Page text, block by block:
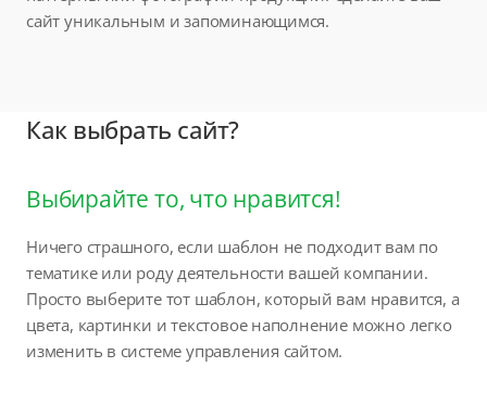
сайт уникальным и запоминающимся.
Как выбрать сайт?
Выбирайте то, что нравится!
Ничего страшного, если шаблон не подходит вам по
тематике или роду деятельности вашей компании.
Просто выберите тот шаблон, который вам нравится, а
цвета, картинки и текстовое наполнение можно легко
изменить в системе управления сайтом.